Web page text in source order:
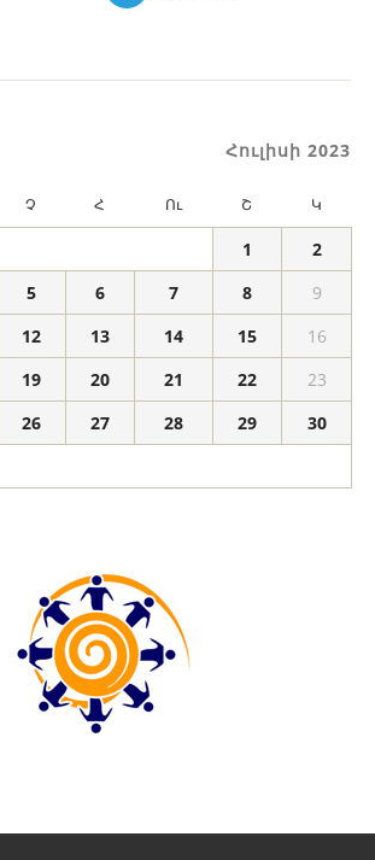
Հուլիսի 2023
Չ Հ Ու Շ Կ
1
2
5 6 7 8
9
12 13 14 15
16
19 20 21 22
23
26 27 28 29
30